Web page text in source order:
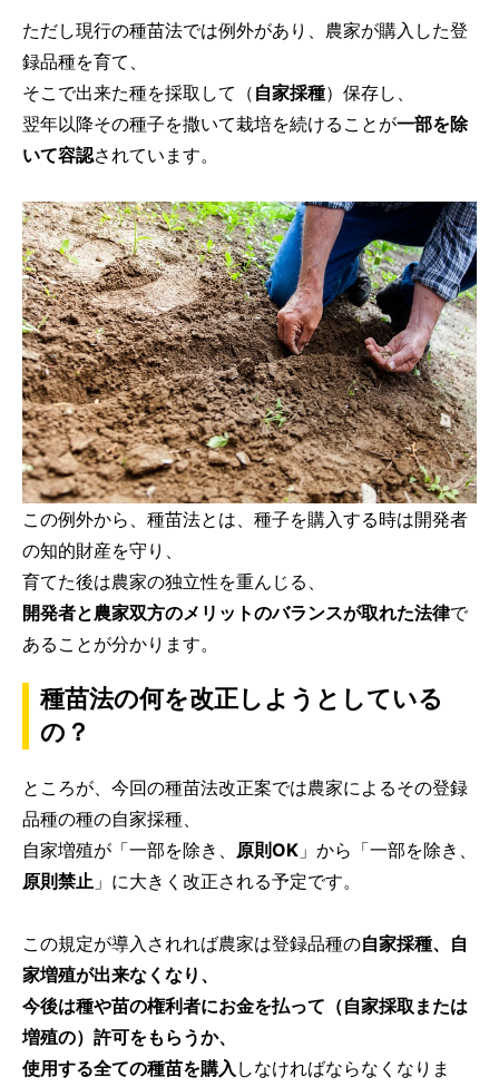
ただし現行の種苗法では例外があり、農家が購入した登
録品種を育て、
そこで出来た種を採取して（ 自家採種）保存し、
翌年以降その種子を撒いて栽培を続けることが一部を除
いて容認されています。
この例外から、種苗法とは、種子を購入する時は開発者
の知的財産を守り、
育てた後は農家の独立性を重んじる、
開発者と農家双方のメリットのバランスが取れた法律で
あることが分かります。
種苗法の何を改正しようとしている
の？
ところが、今回の種苗法改正案では農家によるその登録
品種の種の自家採種、
自家増殖が「一部を除き、 原則OK 」から「一部を除き、
原則禁止 」に大きく改正される予定です。
この規定が導入されれば農家は登録品種の自家採種、自
家増殖が出来なくなり、
今後は種や苗の権利者にお金を払って（自家採取または
増殖の）許可をもらうか、
使用する全ての種苗を購入 しなければならなくなりま